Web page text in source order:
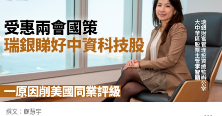
撰文： 顧慧宇